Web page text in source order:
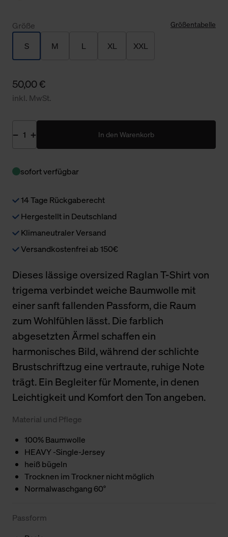
Größe Größentabelle
S M L XL XXL
50,00 €
inkl. MwSt.
In den Warenkorb
sofort verfügbar
14 Tage Rückgaberecht
Hergestellt in Deutschland
Klimaneutraler Versand
Versandkostenfrei ab 150€
Dieses lässige oversized Raglan T-Shirt von
trigema verbindet weiche Baumwolle mit
einer sanft fallenden Passform, die Raum
zum Wohlfühlen lässt. Die farblich
abgesetzten Ärmel schaffen ein
harmonisches Bild, während der schlichte
Brustschriftzug eine vertraute, ruhige Note
trägt. Ein Begleiter für Momente, in denen
Leichtigkeit und Komfort den Ton angeben.
Material und Pflege
100% Baumwolle
HEAVY -Single-Jersey
heiß bügeln
Trocknen im Trockner nicht möglich
Normalwaschgang 60°
Passform